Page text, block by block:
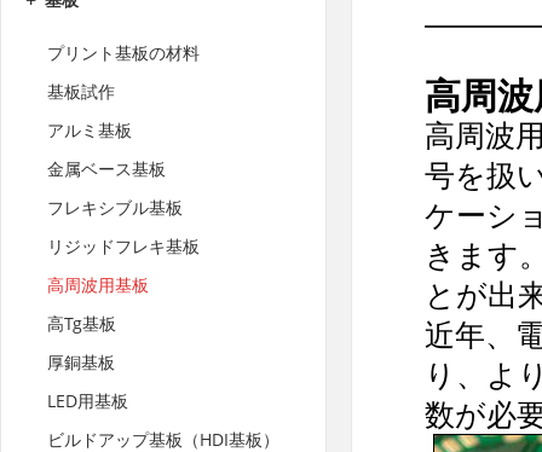
プリント基板の材料
基板試作
アルミ基板
金属ベース基板
フレキシブル基板
リジッドフレキ基板
高周波用基板
高Tg基板
厚銅基板
LED用基板
ビルドアップ基板（HDI基板）
高周
高周波
号を扱
ケーシ
きます
とが出
近年、
り、よ
数が必